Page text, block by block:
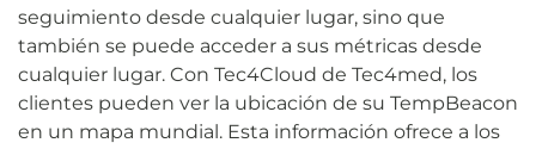
seguimiento desde cualquier lugar, sino que
también se puede acceder a sus métricas desde
cualquier lugar. Con Tec4Cloud de Tec4med, los
clientes pueden ver la ubicación de su TempBeacon
en un mapa mundial. Esta información ofrece a los